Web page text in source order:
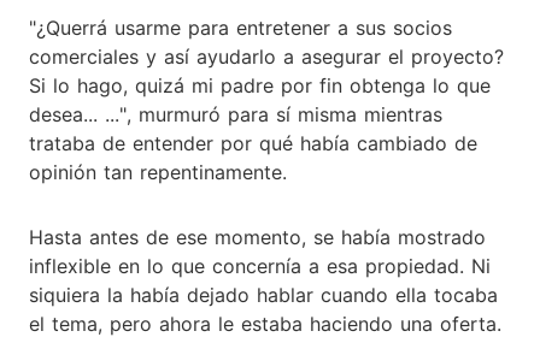
"¿Querrá usarme para entretener a sus socios
comerciales y así ayudarlo a asegurar el proyecto?
Si lo hago, quizá mi padre por fin obtenga lo que
desea... ...", murmuró para sí misma mientras
trataba de entender por qué había cambiado de
opinión tan repentinamente.
Hasta antes de ese momento, se había mostrado
inflexible en lo que concernía a esa propiedad. Ni
siquiera la había dejado hablar cuando ella tocaba
el tema, pero ahora le estaba haciendo una oferta.